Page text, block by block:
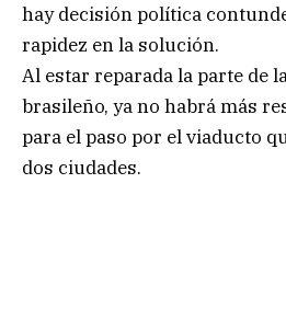
hay decisión política
rapidez en la solución.
Al estar reparada la parte de
brasileño, ya no habrá más
para el paso por el viaducto
dos ciudades.